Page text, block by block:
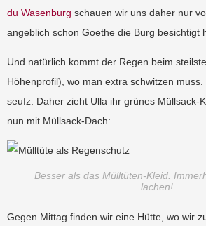
du Wasenburg schauen wir uns daher nur
angeblich schon Goethe die Burg besichtigt
Und natürlich kommt der Regen beim
Höhenprofil), wo man extra schwitzen muss.
seufz. Daher zieht Ulla ihr grünes Müllsack-
nun mit Müllsack-Dach:
Besser als das Mülltüten-Kleid.
lachen!
Gegen Mittag finden wir eine Hütte, wo wir